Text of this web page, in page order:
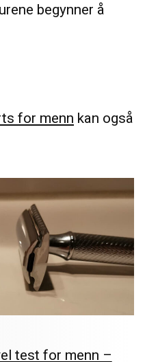
begynner å
for menn kan også
test for menn –